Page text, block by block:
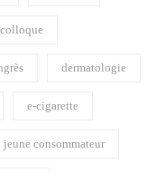
colloque
dermatologie
e-cigarette
jeune consommateur